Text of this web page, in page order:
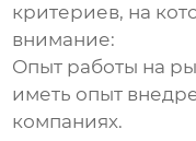
критериев, на
внимание:
Опыт работы на
иметь опыт
компаниях.